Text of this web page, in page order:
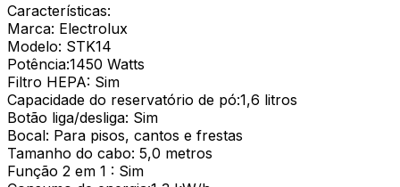
Características:
Marca: Electrolux
Modelo: STK14
Potência:1450 Watts
Filtro HEPA: Sim
Capacidade do reservatório de pó:1,6 litros
Botão liga/desliga: Sim
Bocal: Para pisos, cantos e frestas
Tamanho do cabo: 5,0 metros
Função 2 em 1 : Sim